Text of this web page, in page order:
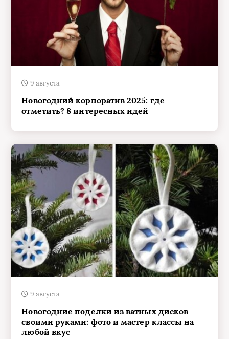
9 августа
Новогодний корпоратив 2025: где
отметить? 8 интересных идей
9 августа
Новогодние поделки из ватных дисков
своими руками: фото и мастер классы на
любой вкус